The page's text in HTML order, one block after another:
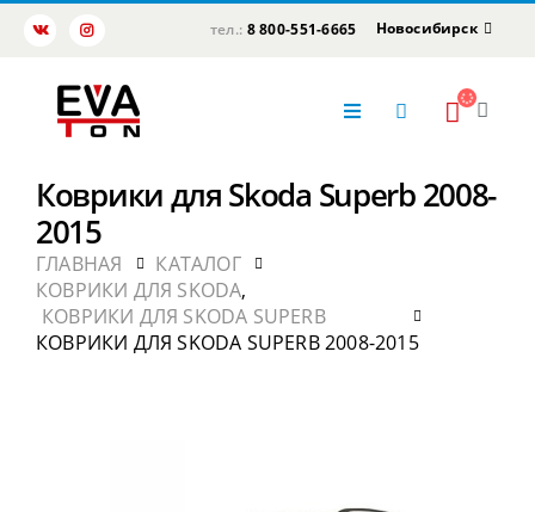
тел.: 8 800-551-6665 Новосибирск
Коврики для Skoda Superb 2008-
2015
ГЛАВНАЯ
КАТАЛОГ
КОВРИКИ ДЛЯ SKODA,
КОВРИКИ ДЛЯ SKODA SUPERB
КОВРИКИ ДЛЯ SKODA SUPERB 2008-2015